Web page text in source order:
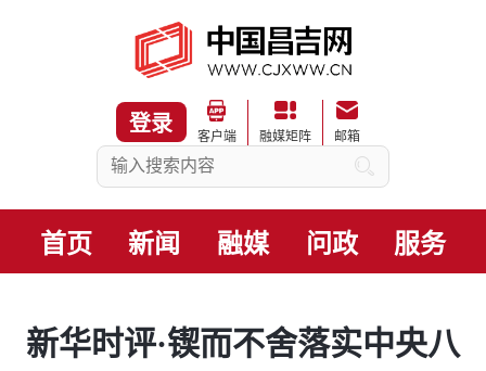
登录
客户端 融媒矩阵 邮箱
首页 新闻 融媒 问政 服务
新华时评·锲而不舍落实中央八